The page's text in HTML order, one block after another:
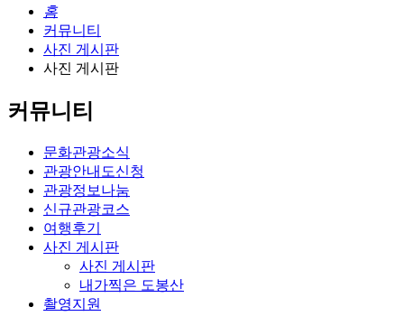
홈
커뮤니티
사진 게시판
사진 게시판
커뮤니티
문화관광소식
관광안내도신청
관광정보나눔
신규관광코스
여행후기
사진 게시판
사진 게시판
내가찍은 도봉산
촬영지원